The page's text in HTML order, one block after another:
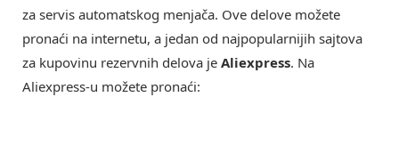
za servis automatskog menjača. Ove delove možete
pronaći na internetu, a jedan od najpopularnijih sajtova
za kupovinu rezervnih delova je Aliexpress. Na
Aliexpress-u možete pronaći: